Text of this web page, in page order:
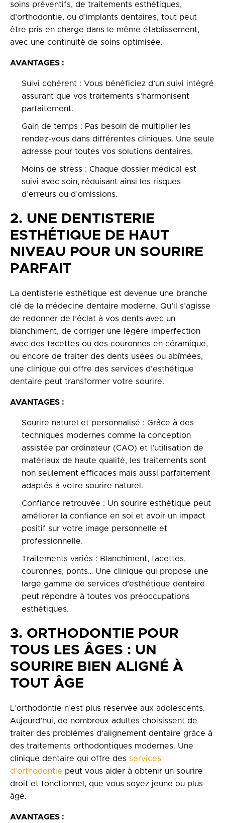
soins préventifs, de traitements esthétiques,
d’orthodontie, ou d’implants dentaires, tout peut
être pris en charge dans le même établissement,
avec une continuité de soins optimisée.
AVANTAGES :
Suivi cohérent : Vous bénéficiez d’un suivi intégré
assurant que vos traitements s’harmonisent
parfaitement.
Gain de temps : Pas besoin de multiplier les
rendez-vous dans différentes cliniques. Une seule
adresse pour toutes vos solutions dentaires.
Moins de stress : Chaque dossier médical est
suivi avec soin, réduisant ainsi les risques
d’erreurs ou d’omissions.
2. UNE DENTISTERIE
ESTHÉTIQUE DE HAUT
NIVEAU POUR UN SOURIRE
PARFAIT
La dentisterie esthétique est devenue une branche
clé de la médecine dentaire moderne. Qu’il s’agisse
de redonner de l’éclat à vos dents avec un
blanchiment, de corriger une légère imperfection
avec des facettes ou des couronnes en céramique,
ou encore de traiter des dents usées ou abîmées,
une clinique qui offre des services d’esthétique
dentaire peut transformer votre sourire.
AVANTAGES :
Sourire naturel et personnalisé : Grâce à des
techniques modernes comme la conception
assistée par ordinateur (CAO) et l’utilisation de
matériaux de haute qualité, les traitements sont
non seulement efficaces mais aussi parfaitement
adaptés à votre sourire naturel.
Confiance retrouvée : Un sourire esthétique peut
améliorer la confiance en soi et avoir un impact
positif sur votre image personnelle et
professionnelle.
Traitements variés : Blanchiment, facettes,
couronnes, ponts… Une clinique qui propose une
large gamme de services d’esthétique dentaire
peut répondre à toutes vos préoccupations
esthétiques.
3. ORTHODONTIE POUR
TOUS LES ÂGES : UN
SOURIRE BIEN ALIGNÉ À
TOUT ÂGE
L’orthodontie n’est plus réservée aux adolescents.
Aujourd’hui, de nombreux adultes choisissent de
traiter des problèmes d’alignement dentaire grâce à
des traitements orthodontiques modernes. Une
clinique dentaire qui offre des services
d’orthodontie peut vous aider à obtenir un sourire
droit et fonctionnel, que vous soyez jeune ou plus
âgé.
AVANTAGES :